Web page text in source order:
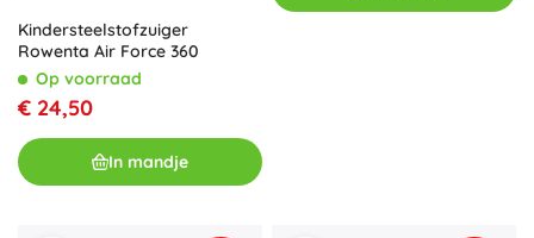
Kindersteelstofzuiger
Rowenta Air Force 360
Op voorraad
€ 24,50
In mandje